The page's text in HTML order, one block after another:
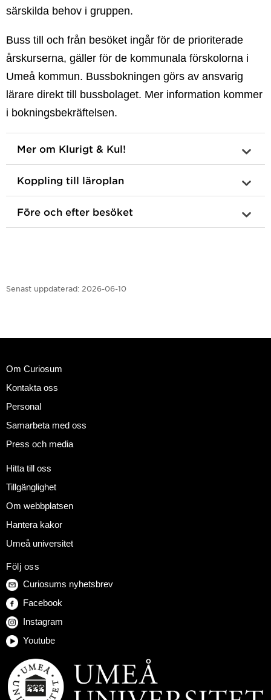
särskilda behov i gruppen.
Buss till och från besöket ingår för de prioriterade
årskurserna, gäller för de kommunala förskolorna i
Umeå kommun. Bussbokningen görs av ansvarig
lärare direkt till bussbolaget. Mer information kommer
i bokningsbekräftelsen.
Mer om Klurigt & Kul!
Koppling till läroplan
Före och efter besöket
Senast uppdaterad: 2026-06-10
Om Curiosum
Kontakta oss
Personal
Samarbeta med oss
Press och media
Hitta till oss
Tillgänglighet
Om webbplatsen
Hantera kakor
Umeå universitet
Följ oss
Curiosums nyhetsbrev
Facebook
Instagram
Youtube